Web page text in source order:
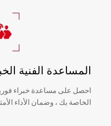
المساعدة الفنية
احصل على مساعدة خبراء
الخاصة بك ، وضمان الأداء